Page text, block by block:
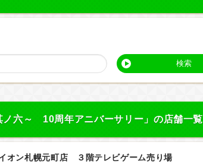
検索
六～ 10周年アニバーサリー」の店舗一覧
オン札幌元町店 ３階テレビゲーム売り場